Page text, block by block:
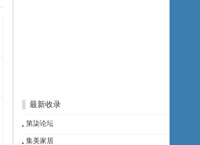
最新收录
第柒论坛
集美家居